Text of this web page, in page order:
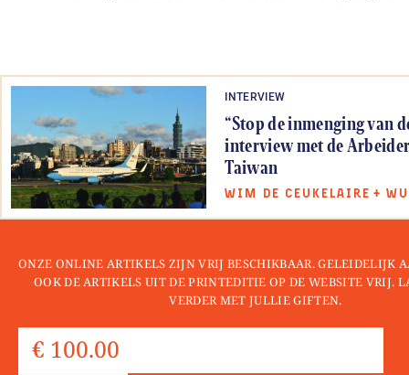
INTERVIEW
“Stop de inmenging van
interview met de
Taiwan
WIM DE CEUKELAIRE +
ONZE ONLINE ARTIKELS ZIJN VRIJ BESCHIKBAAR. GELEIDELIJK
OOK DE ARTIKELS UIT DE PRINTEDITIE OP DE WEBSITE VRIJ.
VERDER MET JULLIE GIFTEN.